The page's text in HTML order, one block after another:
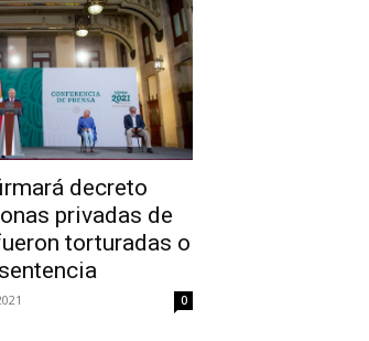
decreto
privadas de
torturadas o
0